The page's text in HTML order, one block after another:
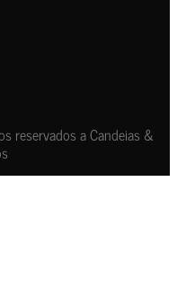
reservados a Candeias &